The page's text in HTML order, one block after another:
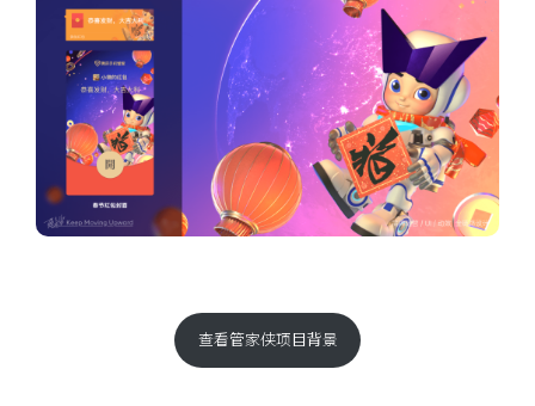
查看管家侠项目背景